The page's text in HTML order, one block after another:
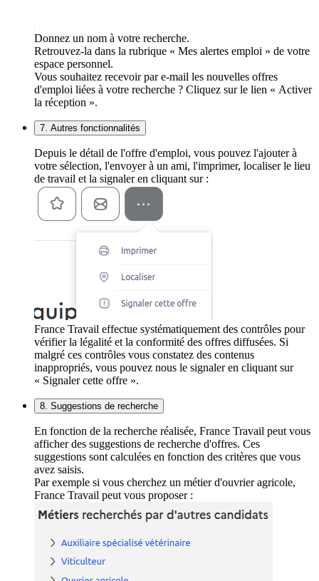
Donnez un nom à votre recherche.
Retrouvez-la dans la rubrique « Mes alertes emploi » de votre
espace personnel.
Vous souhaitez recevoir par e-mail les nouvelles offres
d'emploi liées à votre recherche ? Cliquez sur le lien « Activer
la réception ».
7. Autres fonctionnalités
Depuis le détail de l'offre d'emploi, vous pouvez l'ajouter à
votre sélection, l'envoyer à un ami, l'imprimer, localiser le lieu
de travail et la signaler en cliquant sur :
France Travail effectue systématiquement des contrôles pour
vérifier la légalité et la conformité des offres diffusées. Si
malgré ces contrôles vous constatez des contenus
inappropriés, vous pouvez nous le signaler en cliquant sur
« Signaler cette offre ».
8. Suggestions de recherche
En fonction de la recherche réalisée, France Travail peut vous
afficher des suggestions de recherche d'offres. Ces
suggestions sont calculées en fonction des critères que vous
avez saisis.
Par exemple si vous cherchez un métier d'ouvrier agricole,
France Travail peut vous proposer :